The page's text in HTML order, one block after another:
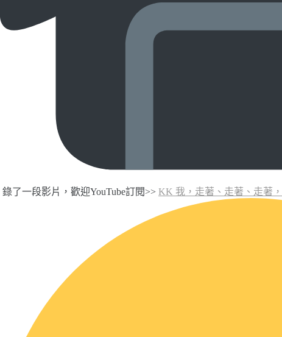
錄了一段影片，歡迎YouTube訂閱>> KK 我，走著、走著、走著，